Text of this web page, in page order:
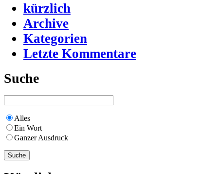
kürzlich
Archive
Kategorien
Letzte Kommentare
Suche
Alles
Ein Wort
Ganzer Ausdruck